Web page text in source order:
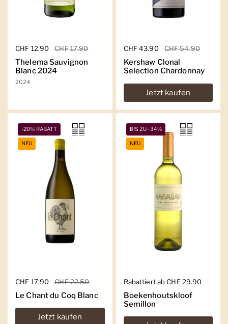
Regulärer Preis
CHF 12.90 Sale-Preis
CHF 17.90
Thelema Sauvignon
Blanc 2024
2024
Regulärer Preis
CHF 43.90 Sale-Preis
CHF 54.90
Kershaw Clonal
Selection Chardonnay
Jetzt kaufen
Regulärer Preis
CHF 17.90 Sale-Preis
CHF 22.50
Le Chant du Coq Blanc
Jetzt kaufen
-20% RABATT
NEU
Regulärer Preis
Rabattiert ab CHF 29.90
Boekenhoutskloof
Semillon
BIS ZU -34%
NEU